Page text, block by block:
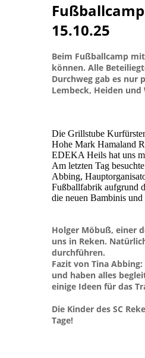
15.10.25
Beim Fußballcamp
können. Alle
Durchweg gab es nur
Lembeck, Heiden und
Die Grillstube
Hohe Mark Hamaland
EDEKA Heils hat uns
Am letzten Tag
Abbing,
Fußballfabrik aufgrund
die neuen Bambinis und
Holger Möbuß, einer
uns in Reken.
durchführen.
Fazit von Tina
und haben alles
einige Ideen für das
Die Kinder des SC
Tage!